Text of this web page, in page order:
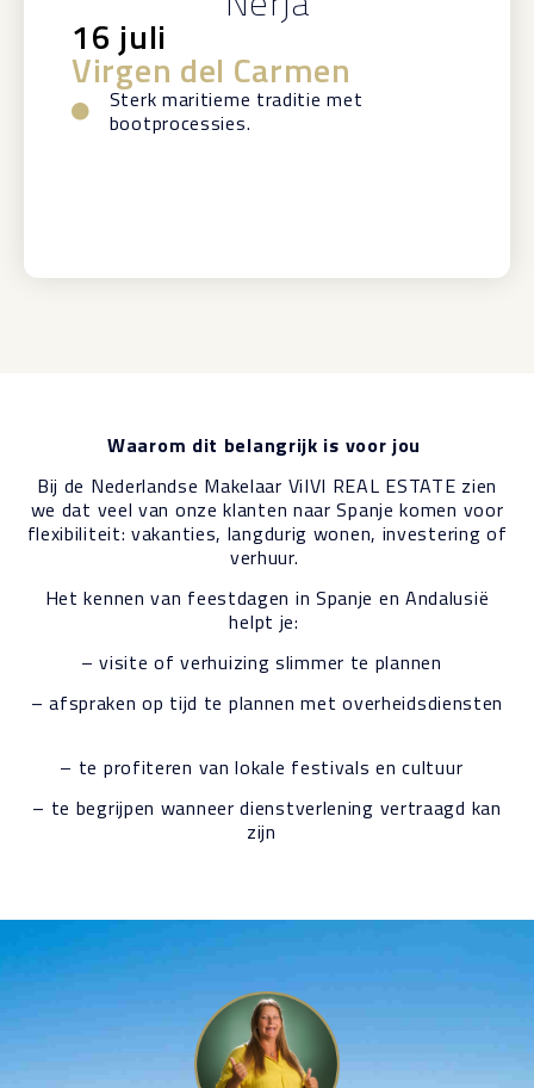
16 juli
Virgen del Carmen
Sterk maritieme traditie met
bootprocessies.
Waarom dit belangrijk is voor jou
Bij de Nederlandse Makelaar ViIVI REAL ESTATE zien
we dat veel van onze klanten naar Spanje komen voor
flexibiliteit: vakanties, langdurig wonen, investering of
verhuur.
Het kennen van feestdagen in Spanje en Andalusië
helpt je:
– visite of verhuizing slimmer te plannen
– afspraken op tijd te plannen met overheidsdiensten
– te profiteren van lokale festivals en cultuur
– te begrijpen wanneer dienstverlening vertraagd kan
zijn